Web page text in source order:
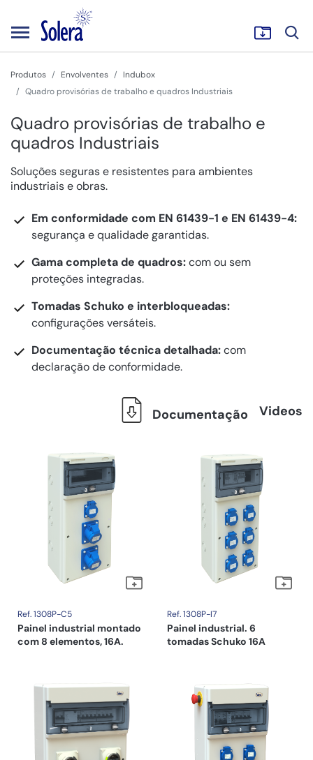
Produtos Envolventes
Indubox
Quadro provisórias de trabalho e quadros Industriais
Quadro provisórias de trabalho e
quadros Industriais
Soluções seguras e resistentes para ambientes
industriais e obras.
Em conformidade com EN 61439-1 e EN 61439-4:
segurança e qualidade garantidas.
Gama completa de quadros:com ou sem
proteções integradas.
Tomadas Schuko e interbloqueadas:
configurações versáteis.
Documentação técnica detalhada:com
declaração de conformidade.
Documentação Videos
Ref. 1308P-C5
Painel industrial montado
com 8 elementos, 16A.
Ref. 1308P-I7
Painel industrial. 6
tomadas Schuko 16A